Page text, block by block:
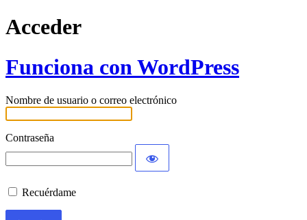
Acceder
Funciona con WordPress
Nombre de usuario o correo electrónico
Contraseña
Recuérdame